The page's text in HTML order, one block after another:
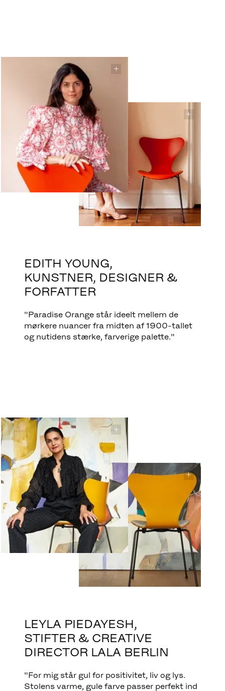
EDITH YOUNG,
KUNSTNER, DESIGNER &
FORFATTER
"Paradise Orange står ideelt mellem de
mørkere nuancer fra midten af 1900-tallet
og nutidens stærke, farverige palette."
LEYLA PIEDAYESH,
STIFTER & CREATIVE
DIRECTOR LALA BERLIN
"For mig står gul for positivitet, liv og lys.
Stolens varme, gule farve passer perfekt ind